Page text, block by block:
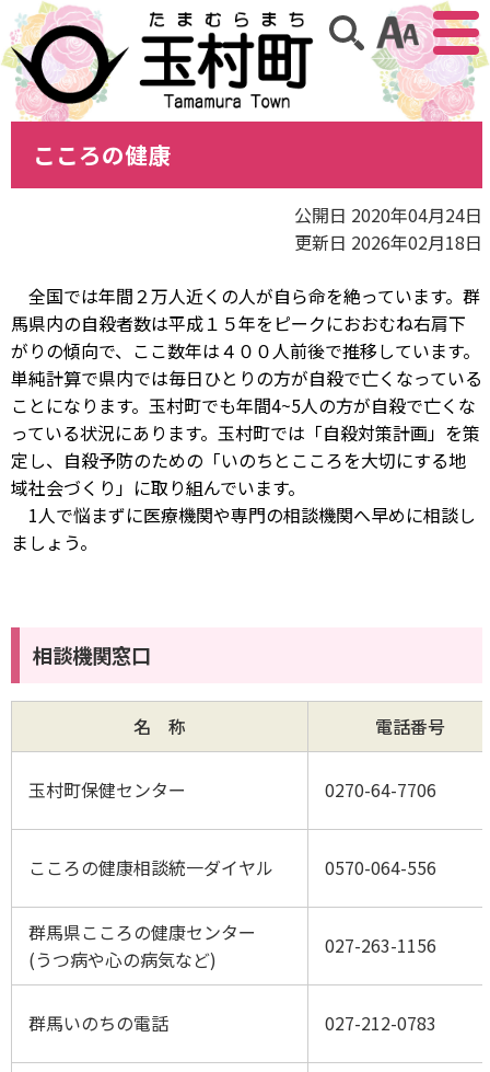
アクセ
サイト内検索
こころの健康
公開日 2020年04月24日
更新日 2026年02月18日
全国では年間２万人近くの人が自ら命を絶っています。群
馬県内の自殺者数は平成１５年をピークにおおむね右肩下
がりの傾向で、ここ数年は４００人前後で推移しています。
単純計算で県内では毎日ひとりの方が自殺で亡くなっている
ことになります。玉村町でも年間4~5人の方が自殺で亡くな
っている状況にあります。 玉村町では「自殺対策計画」を策
定し、自殺予防のための「いのちとこころを大切にする地
域社会づくり」に取り組んでいます。
1人で悩まずに医療機関や専門の相談機関へ早めに相談し
ましょう。
相談機関窓口
名 称 電話番号
玉村町保健センター 0270-64-7706
こころの健康相談統一ダイヤル 0570-064-556
群馬県こころの健康センター
(うつ病や心の病気など)
027-263-1156
群馬いのちの電話 027-212-0783